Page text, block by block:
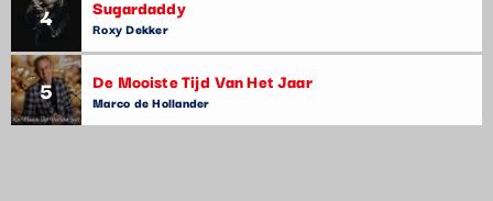
4 Sugardaddy
Roxy Dekker
5 De Mooiste Tijd Van Het Jaar
Marco de Hollander